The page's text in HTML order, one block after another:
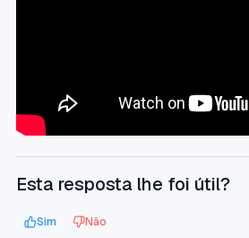
Esta resposta lhe foi útil?
Sim Não